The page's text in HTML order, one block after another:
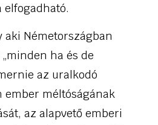
elfogadható.
aki Németországban
ha és de
az uralkodó
méltóságának
az alapvető emberi